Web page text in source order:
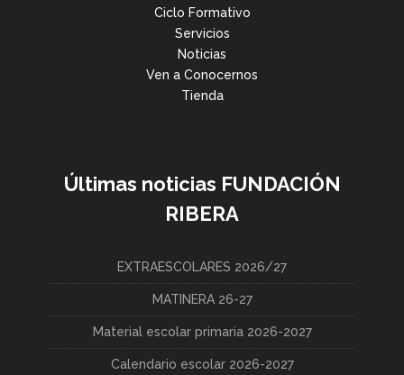
Ciclo Formativo
Servicios
Noticias
Ven a Conocernos
Tienda
Últimas noticias FUNDACIÓN
RIBERA
EXTRAESCOLARES 2026/27
MATINERA 26-27
Material escolar primaria 2026-2027
Calendario escolar 2026-2027